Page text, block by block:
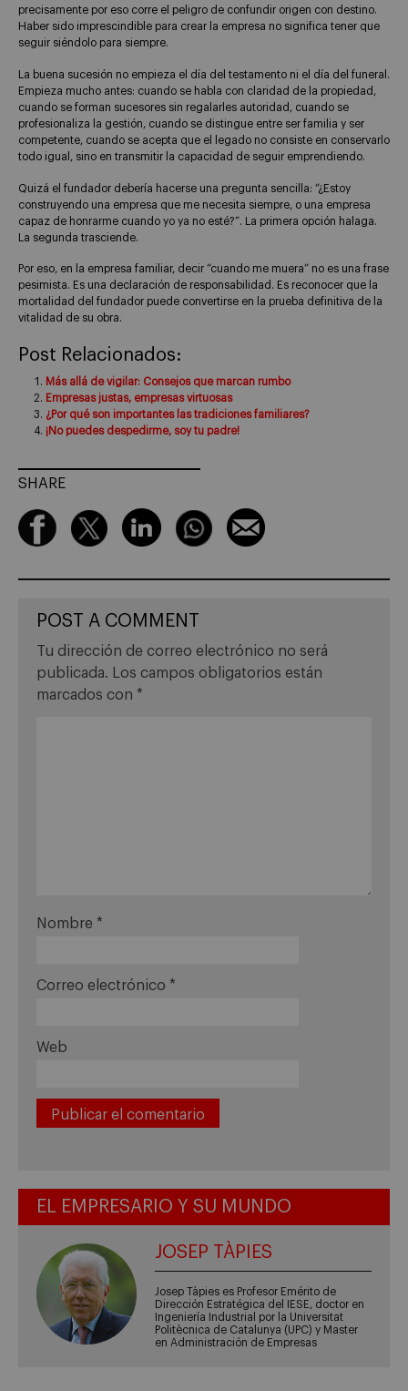
precisamente por eso corre el peligro de confundir origen con destino.
Haber sido imprescindible para crear la empresa no significa tener que
seguir siéndolo para siempre.
La buena sucesión no empieza el día del testamento ni el día del funeral.
Empieza mucho antes: cuando se habla con claridad de la propiedad,
cuando se forman sucesores sin regalarles autoridad, cuando se
profesionaliza la gestión, cuando se distingue entre ser familia y ser
competente, cuando se acepta que el legado no consiste en conservarlo
todo igual, sino en transmitir la capacidad de seguir emprendiendo.
Quizá el fundador debería hacerse una pregunta sencilla: “¿Estoy
construyendo una empresa que me necesita siempre, o una empresa
capaz de honrarme cuando yo ya no esté?”. La primera opción halaga.
La segunda trasciende.
Por eso, en la empresa familiar, decir “cuando me muera” no es una frase
pesimista. Es una declaración de responsabilidad. Es reconocer que la
mortalidad del fundador puede convertirse en la prueba definitiva de la
vitalidad de su obra.
Post Relacionados:
Más allá de vigilar: Consejos que marcan rumbo
Empresas justas, empresas virtuosas
¿Por qué son importantes las tradiciones familiares?
¡No puedes despedirme, soy tu padre!
SHARE
POST A COMMENT
Tu dirección de correo electrónico no será
publicada.
Los campos obligatorios están
marcados con *
Nombre *
Correo electrónico *
Web
EL EMPRESARIO Y SU MUNDO
JOSEP TÀPIES
Josep Tàpies es Profesor Emérito de
Dirección Estratégica del IESE, doctor en
Ingeniería Industrial por la Universitat
Politècnica de Catalunya (UPC) y Master
en Administración de Empresas